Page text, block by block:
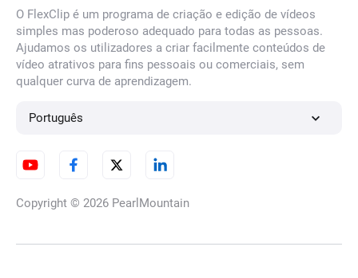
Remover desfocagem da
O FlexClip é um programa de criação e edição de vídeos
simples mas poderoso adequado para todas as pessoas.
Ajudamos os utilizadores a criar facilmente conteúdos de
vídeo atrativos para fins pessoais ou comerciais, sem
qualquer curva de aprendizagem.
Português
Copyright © 2026 PearlMountain